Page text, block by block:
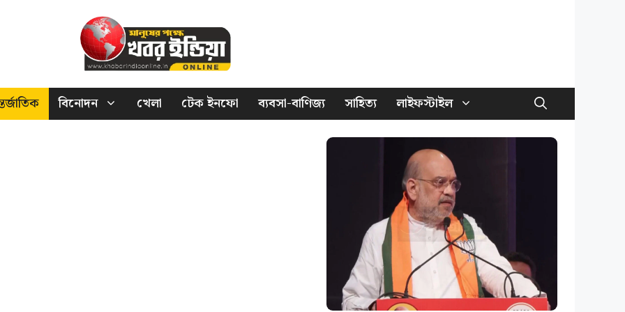
বিনোদন খেলা টেক ইনফো ব্যবসা-বাণিজ্য সাহিত্য লাইফস্টাইল